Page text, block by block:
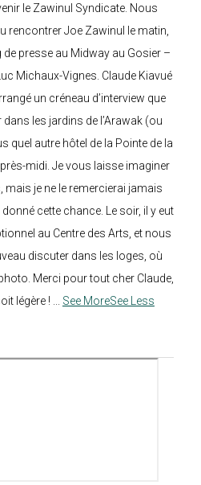
le Zawinul Syndicate. Nous
rencontrer Joe Zawinul le matin,
de presse au Midway au Gosier –
Michaux-Vignes. Claude Kiavué
un créneau d’interview que
dans les jardins de l’Arawak (ou
quel autre hôtel de la Pointe de la
midi. Je vous laisse imaginer
mais je ne le remercierai jamais
cette chance. Le soir, il y eut
au Centre des Arts, et nous
discuter dans les loges, où
Merci pour tout cher Claude,
légère !
See MoreSee Less